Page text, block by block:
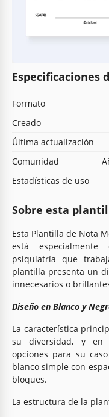
Especificaciones
Formato
Creado
Última actualización
Comunidad
Estadísticas de uso
Sobre esta
Esta Plantilla de Nota
está
psiquiatría que
plantilla presenta un
innecesarios o
Diseño en Blanco y
La característica
su diversidad, y en
opciones para su
blanco simple con
bloques.
La estructura de la